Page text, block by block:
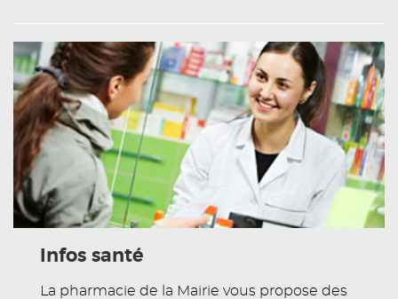
Infos santé
La pharmacie de la Mairie vous propose des